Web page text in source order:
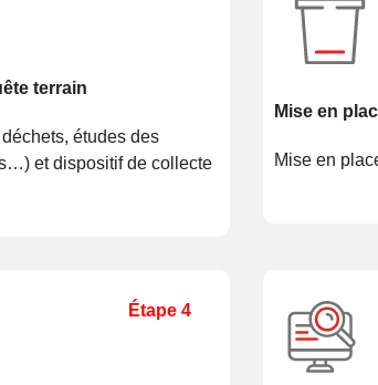
terrain
études des
et dispositif de collecte
Mise en
Mise en
Étape 4